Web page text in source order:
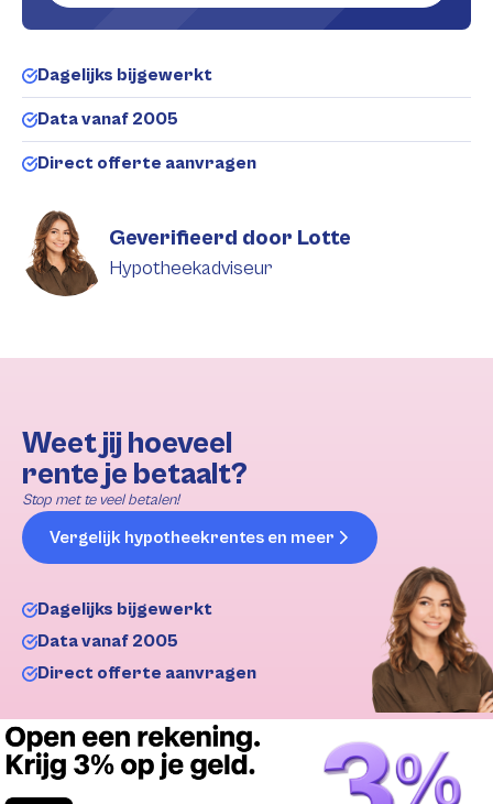
Dagelijks bijgewerkt
Data vanaf 2005
Direct offerte aanvragen
Geverifieerd door Lotte
Hypotheekadviseur
Weet jij hoeveel
rente je betaalt?
Stop met te veel betalen!
Vergelijk hypotheekrentes en meer
Dagelijks bijgewerkt
Data vanaf 2005
Direct offerte aanvragen